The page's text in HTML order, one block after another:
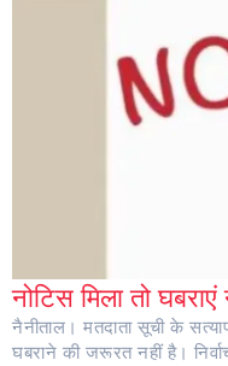
नोटिस मिला तो
नैनीताल। मतदाता सूची के
घबराने की जरूरत नहीं है।